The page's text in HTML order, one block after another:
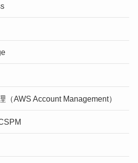
（AWS Account Management）